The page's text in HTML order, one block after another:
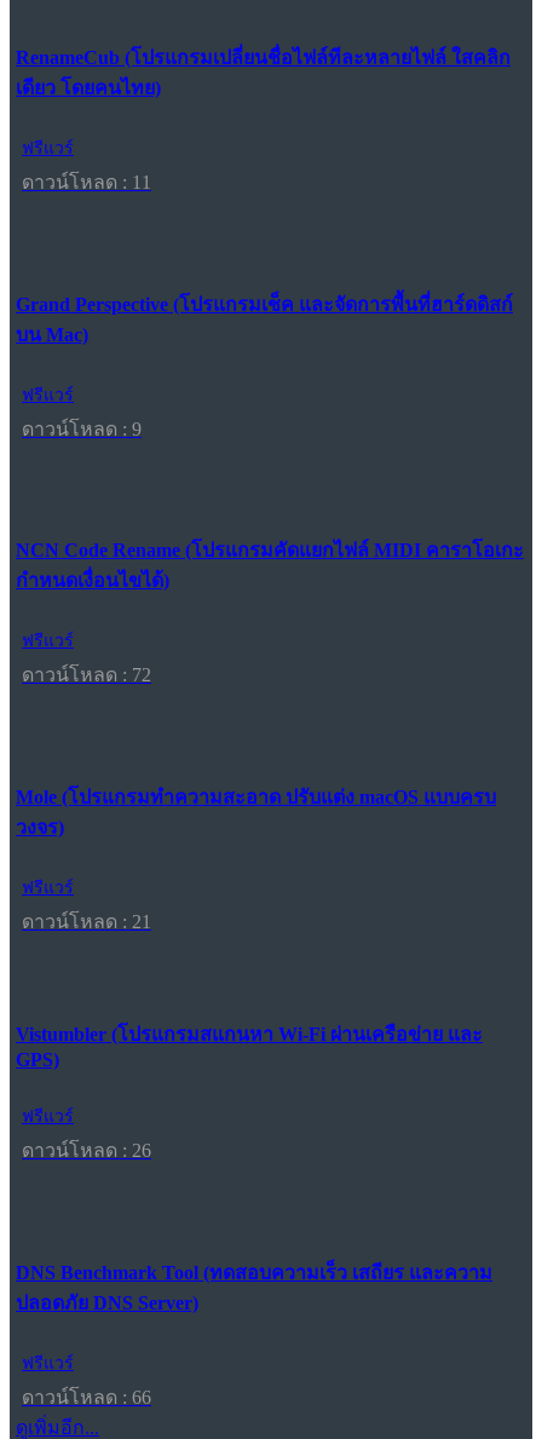
RenameCub (โปรแกรมเปลี่ยนชื่อไฟล์ทีละหลายไฟล์ ใสคลิก
เดียว โดยคนไทย)
ฟรีแวร์
ดาวน์โหลด : 11
Grand Perspective (โปรแกรมเช็ค และจัดการพื้นที่ฮาร์ดดิสก์
บน Mac)
ฟรีแวร์
ดาวน์โหลด : 9
NCN Code Rename (โปรแกรมคัดแยกไฟล์ MIDI คาราโอเกะ
กำหนดเงื่อนไขได้)
ฟรีแวร์
ดาวน์โหลด : 72
Mole (โปรแกรมทำความสะอาด ปรับแต่ง macOS แบบครบ
วงจร)
ฟรีแวร์
ดาวน์โหลด : 21
Vistumbler (โปรแกรมสแกนหา Wi-Fi ผ่านเครือข่าย และ
GPS)
ฟรีแวร์
ดาวน์โหลด : 26
DNS Benchmark Tool (ทดสอบความเร็ว เสถียร และความ
ปลอดภัย DNS Server)
ฟรีแวร์
ดาวน์โหลด : 66
ดูเพิ่มอีก...